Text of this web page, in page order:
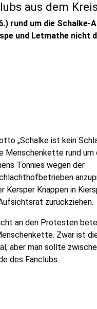
aus dem Kreis
rund um die Schalke-
und Letmathe nicht
„Schalke ist kein
Menschenkette rund um
Tönnies wegen der
Knappen in
zurückziehen.
an den Protesten
Zwar ist
aber man sollte
des Fanclubs.